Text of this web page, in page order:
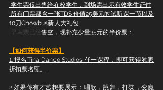
学生票仅出售给在校学生，到场需出示有效学生证件
10刀Chowbus新人大礼包
早鸟票已经 售空，现补充少量35元的半价票：
【如何获得半价票】
1. 报名Tina Dance Studios 任一课程，即可获得独家
折扣票名额。
2.如果你有才艺想要展示：唱歌，跳舞，打碟，变魔